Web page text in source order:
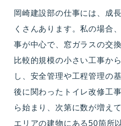
岡崎建設部の仕事には、成
くさんあります。私の場合
事が中心で、窓ガラスの交
比較的規模の小さい工事か
し、安全管理や工程管理の
後に関わったトイレ改修工
ら始まり、次第に数が増え
エリアの建物にある50箇所